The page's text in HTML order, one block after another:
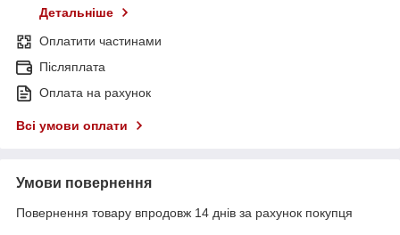
Детальніше
Оплатити частинами
Післяплата
Оплата на рахунок
Всі умови оплати
Умови повернення
Повернення товару впродовж 14 днів за рахунок покупця